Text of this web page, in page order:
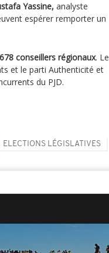
Yassine, analyste
espérer remporter un
conseillers régionaux. Le
et le parti Authenticité et
du PJD.
ELECTIONS LÉGISLATIVES